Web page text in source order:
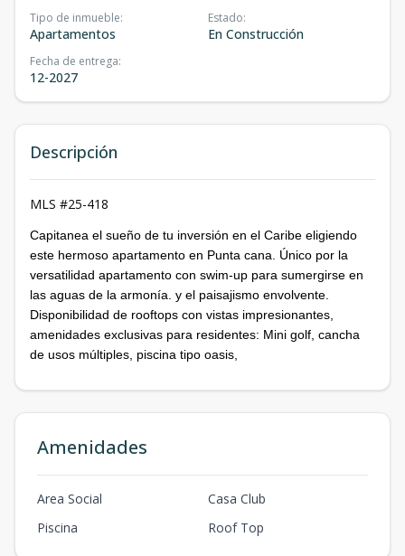
Tipo de inmueble:
Apartamentos
Estado:
En Construcción
Fecha de entrega:
12-2027
Descripción
MLS #25-418
Capitanea el sueño de tu inversión en el Caribe eligiendo
este hermoso apartamento en Punta cana. Único por la
versatilidad apartamento con swim-up para sumergirse en
las aguas de la armonía. y el paisajismo envolvente.
Disponibilidad de rooftops con vistas impresionantes,
amenidades exclusivas para residentes: Mini golf, cancha
de usos múltiples, piscina tipo oasis,
Amenidades
Area Social
Casa Club
Piscina
Roof Top